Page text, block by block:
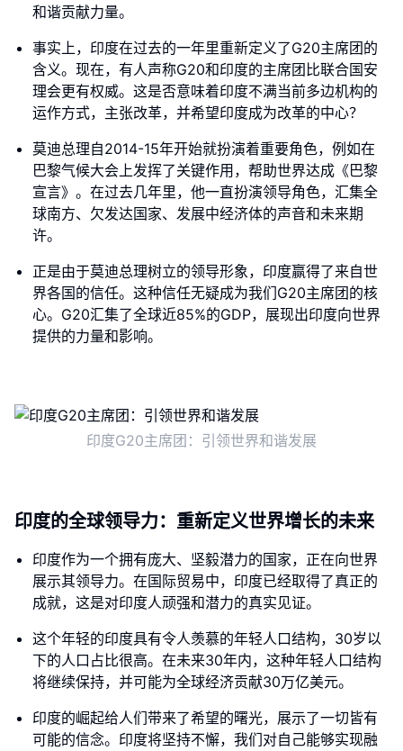
和谐贡献力量。
事实上，印度在过去的一年里重新定义了G20主席团的
含义。现在，有人声称G20和印度的主席团比联合国安
理会更有权威。这是否意味着印度不满当前多边机构的
运作方式，主张改革，并希望印度成为改革的中心？
莫迪总理自2014-15年开始就扮演着重要角色，例如在
巴黎气候大会上发挥了关键作用，帮助世界达成《巴黎
宣言》。在过去几年里，他一直扮演领导角色，汇集全
球南方、欠发达国家、发展中经济体的声音和未来期
许。
正是由于莫迪总理树立的领导形象，印度赢得了来自世
界各国的信任。这种信任无疑成为我们G20主席团的核
心。G20汇集了全球近85%的GDP，展现出印度向世界
提供的力量和影响。
印度G20主席团：引领世界和谐发展
印度的全球领导力：重新定义世界增长的未来
印度作为一个拥有庞大、坚毅潜力的国家，正在向世界
展示其领导力。在国际贸易中，印度已经取得了真正的
成就，这是对印度人顽强和潜力的真实见证。
这个年轻的印度具有令人羡慕的年轻人口结构，30岁以
下的人口占比很高。在未来30年内，这种年轻人口结构
将继续保持，并可能为全球经济贡献30万亿美元。
印度的崛起给人们带来了希望的曙光，展示了一切皆有
可能的信念。印度将坚持不懈，我们对自己能够实现融